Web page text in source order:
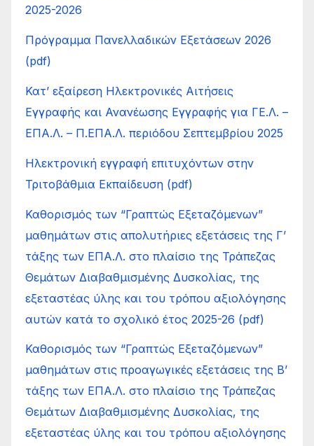
2025-2026
Πρόγραμμα Πανελλαδικών Εξετάσεων 2026
(pdf)
Κατ’ εξαίρεση Ηλεκτρονικές Αιτήσεις
Εγγραφής και Ανανέωσης Εγγραφής για ΓΕ.Λ. –
ΕΠΑ.Λ. – Π.ΕΠΑ.Λ. περιόδου Σεπτεμβρίου 2025
Ηλεκτρονική εγγραφή επιτυχόντων στην
Τριτοβάθμια Εκπαίδευση (pdf)
Καθορισμός των “Γραπτώς Εξεταζόμενων”
μαθημάτων στις απολυτήριες εξετάσεις της Γ’
τάξης των ΕΠΑ.Λ. στο πλαίσιο της Τράπεζας
Θεμάτων Διαβαθμισμένης Δυσκολίας, της
εξεταστέας ύλης και του τρόπου αξιολόγησης
αυτών κατά το σχολικό έτος 2025-26 (pdf)
Καθορισμός των “Γραπτώς Εξεταζόμενων”
μαθημάτων στις προαγωγικές εξετάσεις της Β’
τάξης των ΕΠΑ.Λ. στο πλαίσιο της Τράπεζας
Θεμάτων Διαβαθμισμένης Δυσκολίας, της
εξεταστέας ύλης και του τρόπου αξιολόγησης